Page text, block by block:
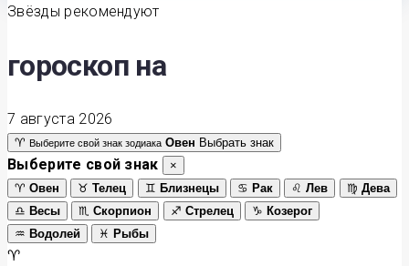
Звёзды рекомендуют
гороскоп на
7 августа 2026
♈ Выберите свой знак зодиака Овен Выбрать знак
Выберите свой знак
×
♈ Овен ♉ Телец ♊ Близнецы ♋ Рак ♌ Лев ♍ Дева
♎ Весы ♏ Скорпион ♐ Стрелец ♑ Козерог
♒ Водолей ♓ Рыбы
♈